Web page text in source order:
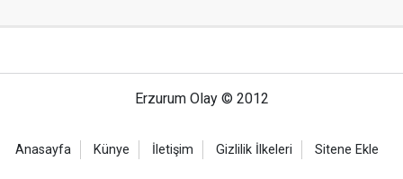
Erzurum Olay © 2012
Anasayfa Künye İletişim Gizlilik İlkeleri Sitene Ekle